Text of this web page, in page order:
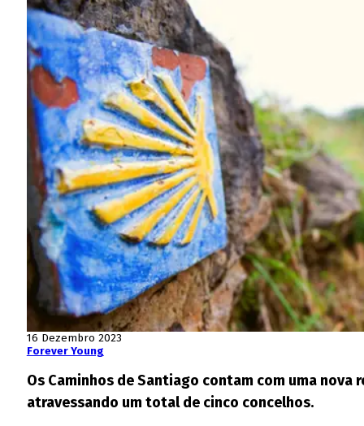
16 Dezembro 2023
Forever Young
Os Caminhos de Santiago contam com uma
atravessando um total de cinco concelhos.